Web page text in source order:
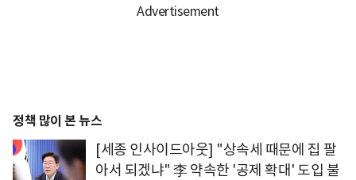
정책 많이 본 뉴스
[세종 인사이드아웃] "상속세 때문에 집 팔
아서 되겠냐" 李 약속한 '공제 확대' 도입 불